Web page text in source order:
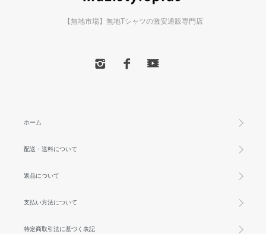
【無地市場】無地Tシャツの激安通販専門店
ホーム
配送・送料について
返品について
支払い方法について
特定商取引法に基づく表記